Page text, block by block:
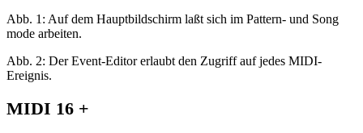
Abb. 1: Auf dem Hauptbildschirm laßt sich im Pattern- und Song
mode arbeiten.
Abb. 2: Der Event-Editor erlaubt den Zugriff auf jedes MIDI-
Ereignis.
MIDI 16 +